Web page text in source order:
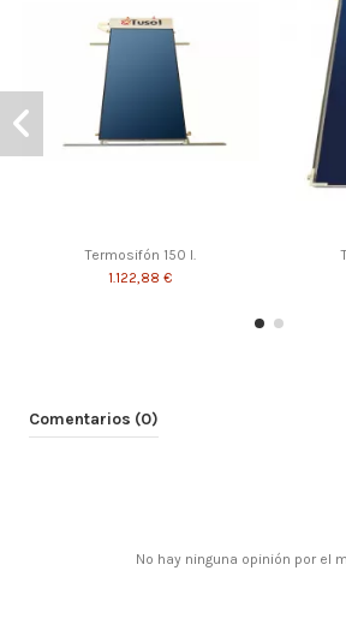
Termosifón 150 l.
1.122,88 €
Comentarios (0)
No hay ninguna opinión por el